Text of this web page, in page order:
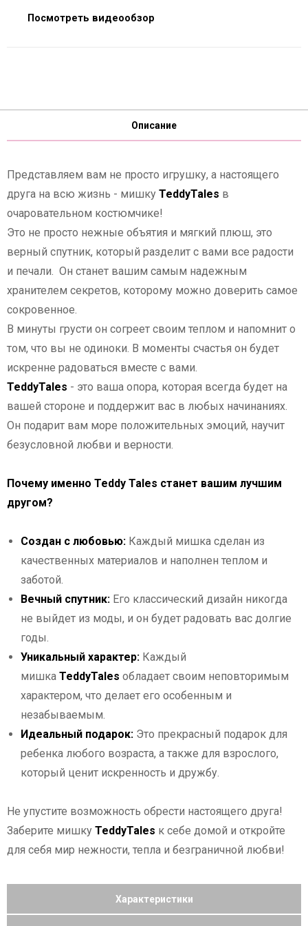
Посмотреть видеообзор
Описание
Представляем вам не просто игрушку, а настоящего
друга на всю жизнь - мишку TeddyTales в
очаровательном костюмчике!
Это не просто нежные объятия и мягкий плюш, это
верный спутник, который разделит с вами все радости
и печали. Он станет вашим самым надежным
хранителем секретов, которому можно доверить самое
сокровенное.
В минуты грусти он согреет своим теплом и напомнит о
том, что вы не одиноки. В моменты счастья он будет
искренне радоваться вместе с вами.
TeddyTales - это ваша опора, которая всегда будет на
вашей стороне и поддержит вас в любых начинаниях.
Он подарит вам море положительных эмоций, научит
безусловной любви и верности.
Почему именно Teddy Tales станет вашим лучшим
другом?
Создан с любовью: Каждый мишка сделан из
качественных материалов и наполнен теплом и
заботой.
Вечный спутник: Его классический дизайн никогда
не выйдет из моды, и он будет радовать вас долгие
годы.
Уникальный характер: Каждый
мишка TeddyTales обладает своим неповторимым
характером, что делает его особенным и
незабываемым.
Идеальный подарок: Это прекрасный подарок для
ребенка любого возраста, а также для взрослого,
который ценит искренность и дружбу.
Не упустите возможность обрести настоящего друга!
Заберите мишку TeddyTales к себе домой и откройте
для себя мир нежности, тепла и безграничной любви!
Характеристики